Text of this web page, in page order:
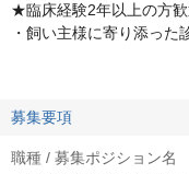
★臨床経験2年以上の方歓
・飼い主様に寄り添った
募集要項
職種 / 募集ポジション名